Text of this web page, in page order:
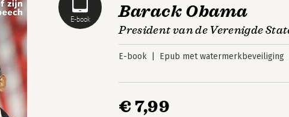
E-book Barack Obama
President van de Verenigde
E-book Epub met watermerkbeveiliging
€ 7,99